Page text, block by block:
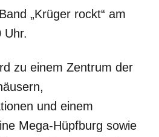
„Krüger rockt“ am
Uhr.
zu einem Zentrum der
und einem
Mega-Hüpfburg sowie